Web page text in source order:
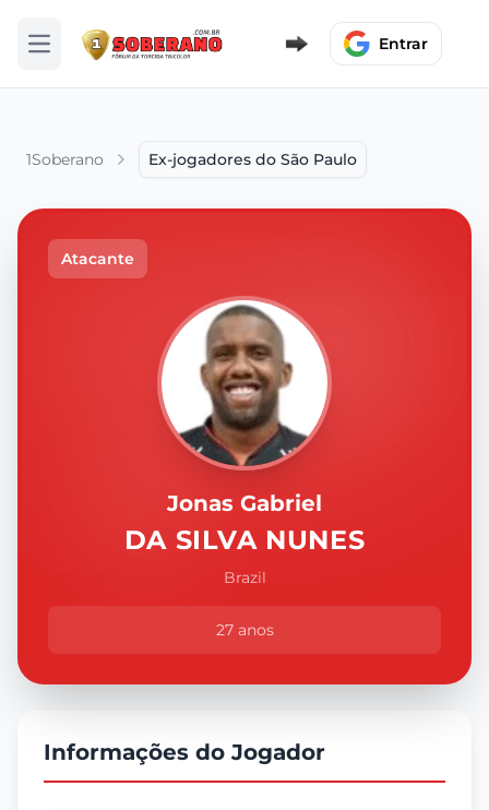
Abrir menu Entrar
1Soberano Ex-jogadores do São Paulo
Atacante
Jonas Gabriel
DA SILVA NUNES
Brazil
27 anos
Informações do Jogador